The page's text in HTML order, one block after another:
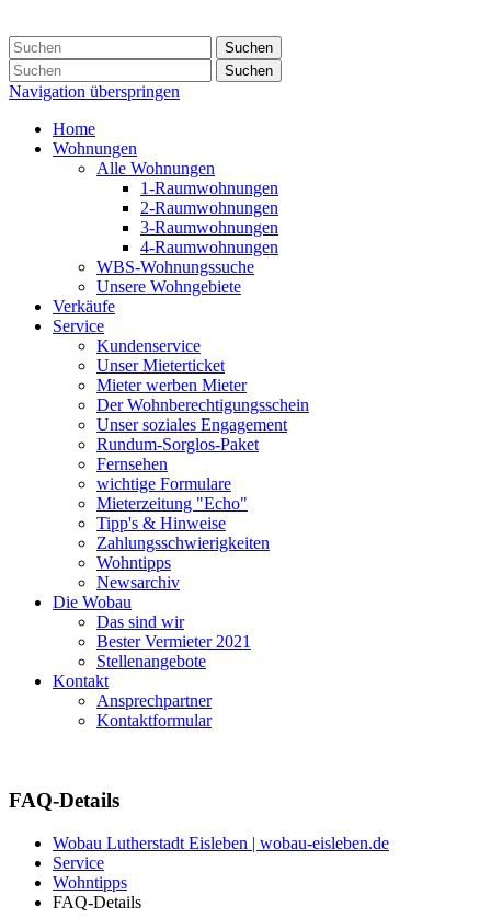
Suchen
Suchen
Navigation überspringen
Home
Wohnungen
Alle Wohnungen
1-Raumwohnungen
2-Raumwohnungen
3-Raumwohnungen
4-Raumwohnungen
WBS-Wohnungssuche
Unsere Wohngebiete
Verkäufe
Service
Kundenservice
Unser Mieterticket
Mieter werben Mieter
Der Wohnberechtigungsschein
Unser soziales Engagement
Rundum-Sorglos-Paket
Fernsehen
wichtige Formulare
Mieterzeitung "Echo"
Tipp's & Hinweise
Zahlungsschwierigkeiten
Wohntipps
Newsarchiv
Die Wobau
Das sind wir
Bester Vermieter 2021
Stellenangebote
Kontakt
Ansprechpartner
Kontaktformular
FAQ-Details
Wobau Lutherstadt Eisleben | wobau-eisleben.de
Service
Wohntipps
FAQ-Details